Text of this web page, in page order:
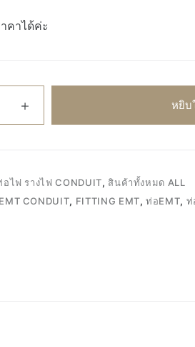
คาได้ค่ะ
หยิบ
อไฟ รางไฟ CONDUIT, สินค้าทั้งหมด ALL
EMT CONDUIT, FITTING EMT,ท่อEMT, ท่